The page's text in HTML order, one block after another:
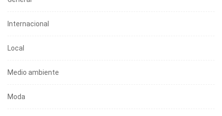
Internacional
Local
Medio ambiente
Moda